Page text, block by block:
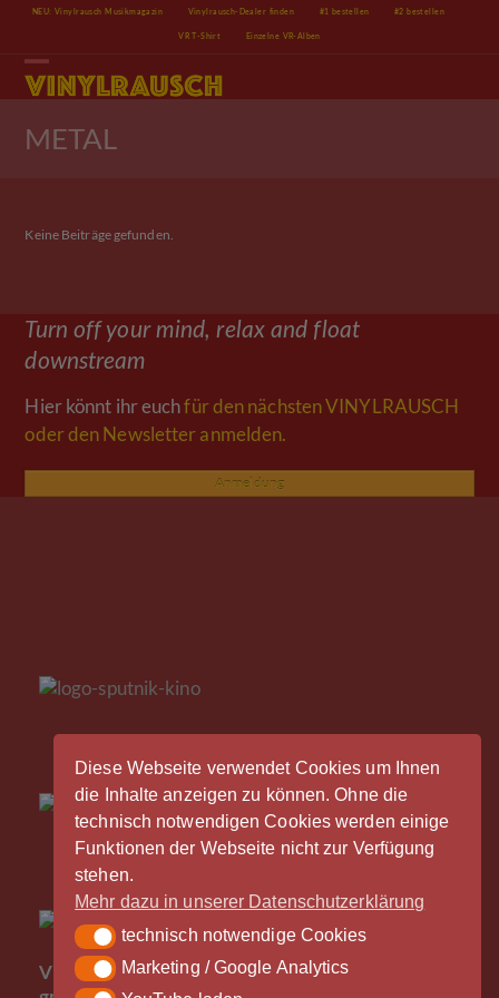
Diese Webseite verwendet Cookies um Ihnen
die Inhalte anzeigen zu können. Ohne die
technisch notwendigen Cookies werden einige
Funktionen der Webseite nicht zur Verfügung
stehen.
Mehr dazu in unserer Datenschutzerklärung
technisch notwendige Cookies
technisch notwendige Cookies
Marketing / Google Analytics
Marketing / Google Analytics
Skip
content
NEU: Vinylrausch Musikmagazin Vinylrausch-Dealer finden #1 bestellen #2 bestellen
VR T-Shirt Einzelne VR-Alben
Open
mobile
menu
Close
mobile
menu
METAL
Keine Beiträge gefunden.
Turn off your mind, relax and float
downstream
Hier könnt ihr euchfür den nächsten VINYLRAUSCH
oder den Newsletter anmelden.
Anmeldung
Vinylrausch wäre nicht möglich ohne die